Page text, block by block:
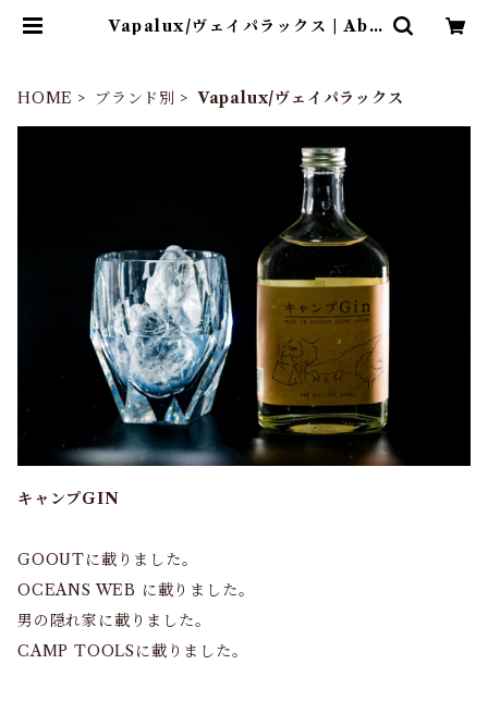
Vapalux/ヴェイパラックス | Abe
HOME ブランド別 Vapalux/ヴェイパラックス
キャンプGIN
GOOUTに載りました。
OCEANS WEB に載りました。
男の隠れ家に載りました。
CAMP TOOLSに載りました。